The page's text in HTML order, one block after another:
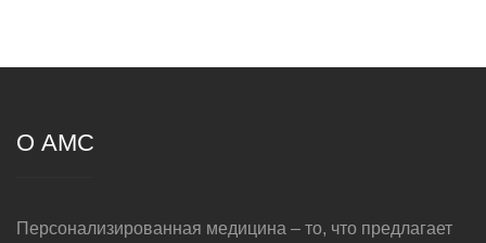
О AMC
Персонализированная медицина – то, что предлагает